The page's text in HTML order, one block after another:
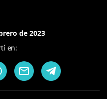
de 2023
en: